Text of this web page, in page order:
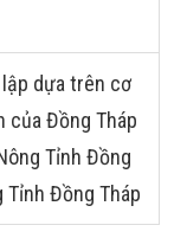
dựa trên cơ
của Đồng Tháp
Tỉnh Đồng
Tỉnh Đồng Tháp